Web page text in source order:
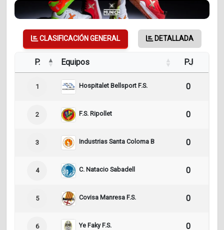
CLASIFICACIÓN GENERAL DETALLADA
P. Equipos PJ
1 Hospitalet Bellsport F.S. 0
2 F.S. Ripollet 0
3 Industrias Santa Coloma B 0
4 C. Natacio Sabadell 0
5 Covisa Manresa F.S. 0
6 Ye Faky F.S. 0